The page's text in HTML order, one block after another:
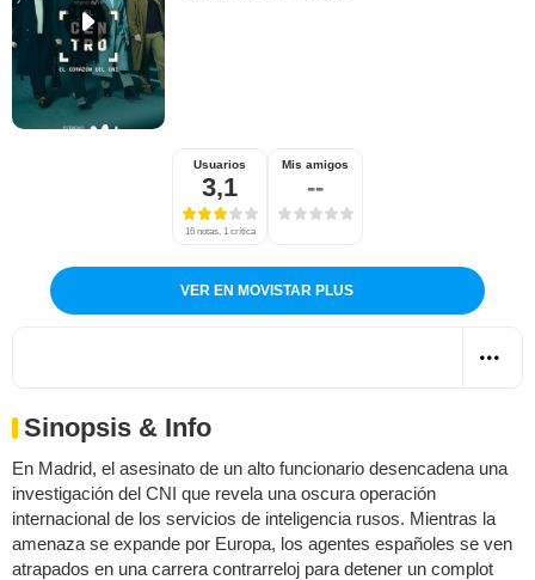
Usuarios
3,1
16 notas, 1 crítica
Mis amigos
--
VER EN MOVISTAR PLUS
Sinopsis & Info
En Madrid, el asesinato de un alto funcionario desencadena una
investigación del CNI que revela una oscura operación
internacional de los servicios de inteligencia rusos. Mientras la
amenaza se expande por Europa, los agentes españoles se ven
atrapados en una carrera contrarreloj para detener un complot